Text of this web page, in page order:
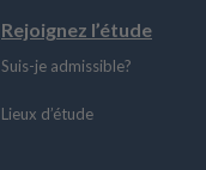
Rejoignez l’étude
Suis-je admissible?
Lieux d’étude